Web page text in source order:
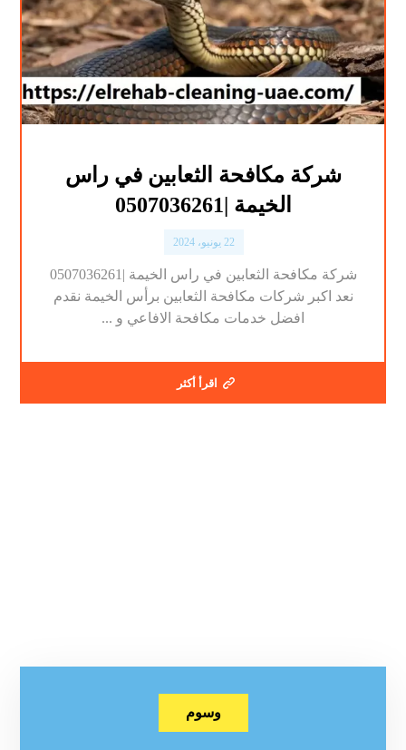
شركة مكافحة الثعابين في راس
الخيمة |0507036261
22 يونيو، 2024
شركة مكافحة الثعابين في راس الخيمة |0507036261
نعد اكبر شركات مكافحة الثعابين برأس الخيمة نقدم
افضل خدمات مكافحة الافاعي و ...
اقرأ أكثر
وسوم